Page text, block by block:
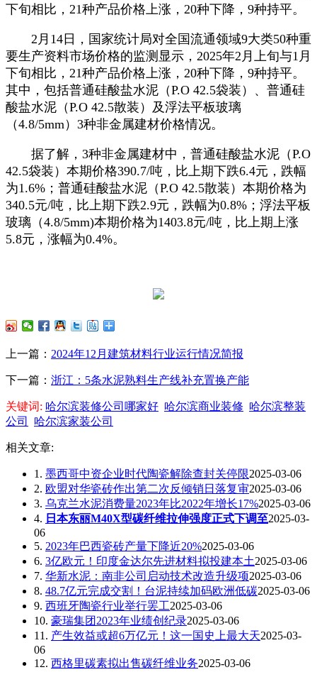
下旬相比，21种产品价格上涨，20种下降，9种持平。
2月14日，国家统计局对全国流通领域9大类50种重
要生产资料市场价格的监测显示，2025年2月上旬与1月
下旬相比，21种产品价格上涨，20种下降，9种持平。
其中，包括普通硅酸盐水泥（P.O 42.5袋装）、普通硅
酸盐水泥（P.O 42.5散装）及浮法平板玻璃
（4.8/5mm）3种非金属建材价格情况。
据了解，3种非金属建材中，普通硅酸盐水泥（P.O
42.5袋装）本期价格390.7/吨，比上期下跌6.4元，跌幅
为1.6%；普通硅酸盐水泥（P.O 42.5散装）本期价格为
340.5元/吨，比上期下跌2.9元，跌幅为0.8%；浮法平板
玻璃（4.8/5mm)本期价格为1403.8元/吨，比上期上涨
5.8元，涨幅为0.4%。
上一篇： 2024年12月建筑材料行业运行情况简报
下一篇： 浙江：5条水泥熟料生产线补充置换产能
关键词: 哈尔滨装修公司哪家好 哈尔滨商业装修 哈尔滨整装
公司
哈尔滨家装公司
相关文章:
1. 墨西哥中资企业时代陶瓷解除查封关停限2025-03-06
2. 欧盟对华瓷砖作出第二次反倾销日落复审2025-03-06
3. 乌克兰水泥消费量2023年比2022年增长17%2025-03-06
4. 日本东丽M40X型碳纤维拉伸强度正式下调至2025-03-
06
5. 2023年巴西瓷砖产量下降近20%2025-03-06
6. 3亿欧元！印度金达尔先进材料拟投建本土2025-03-06
7. 华新水泥：南非公司启动技术改造升级项2025-03-06
8. 48.7亿元完成交割！台泥持续加码欧洲低碳2025-03-06
9. 西班牙陶瓷行业举行罢工2025-03-06
10. 豪瑞集团2023年业绩创纪录2025-03-06
11. 产生效益或超6万亿元！这一国史上最大天2025-03-
06
12. 西格里碳素拟出售碳纤维业务2025-03-06